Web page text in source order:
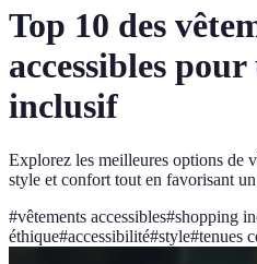
Top 10 des
accessibles
inclusif
Explorez les meilleures options de
style et confort tout en favorisant
#vêtements accessibles#shopping
éthique#accessibilité#style#tenues